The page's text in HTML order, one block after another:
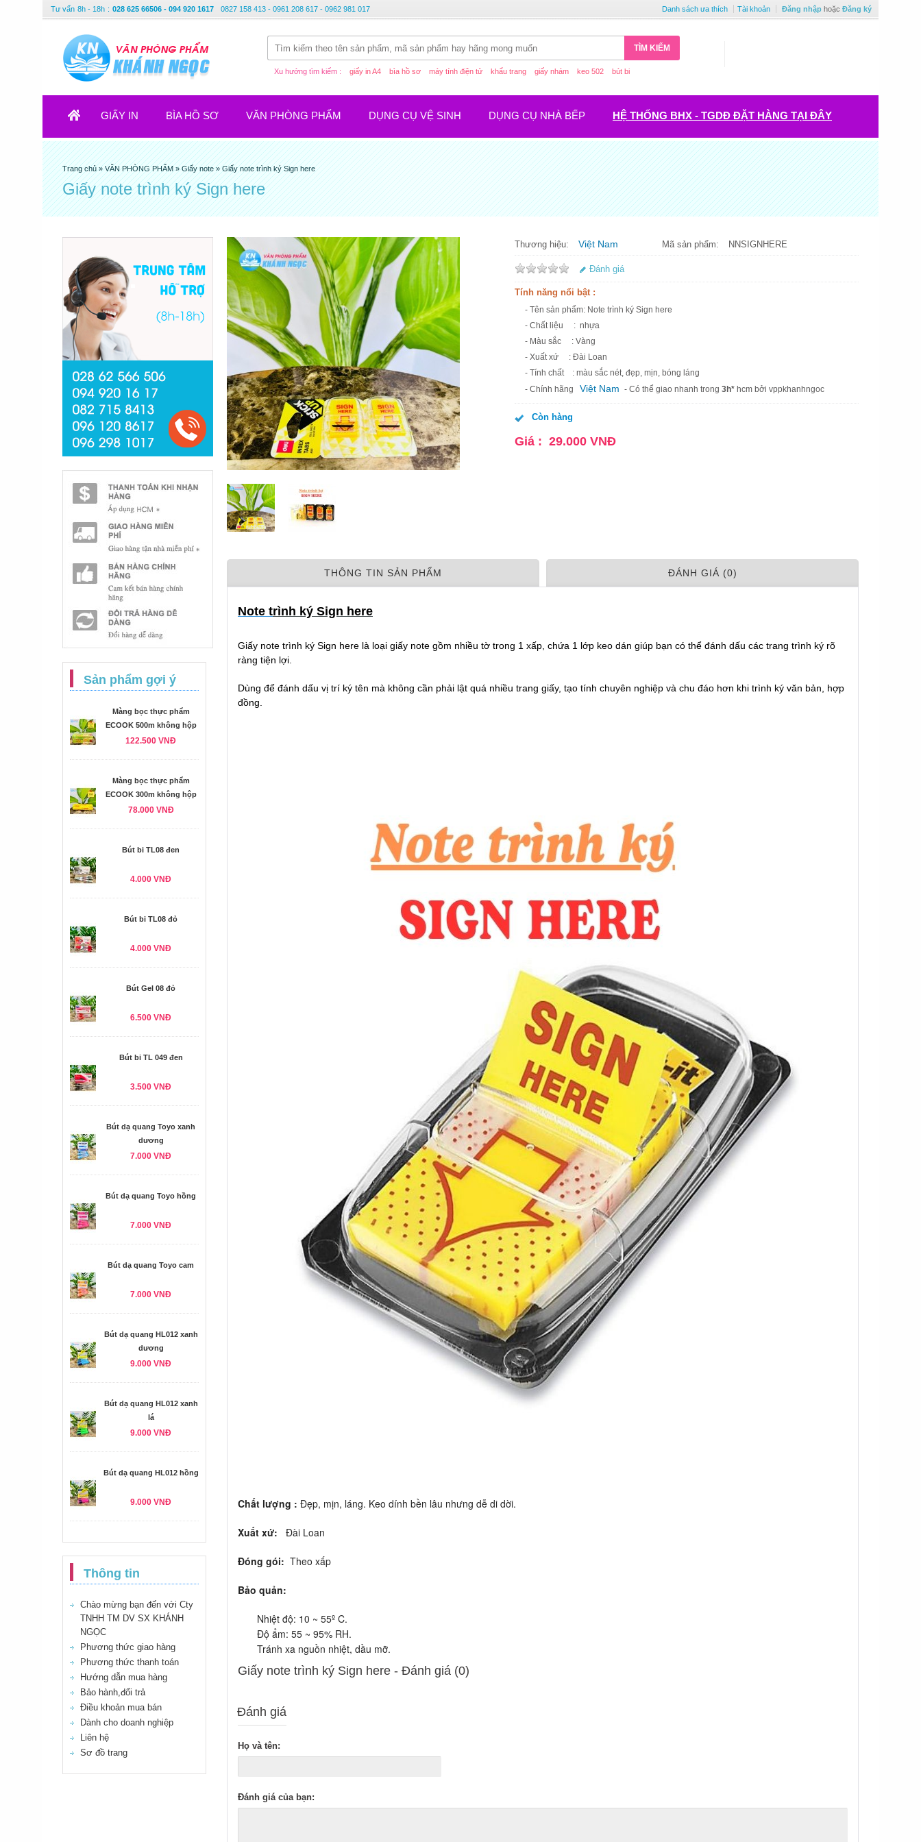
Tư vấn 8h - 18h : 028 625 66506 - 094 920 1617 0827 158 413 - 0961 208 617 - 0962 981 017 Danh sách ưa thích Tài khoản Đăng nhập hoặc Đăng ký
TÌM KIẾM
Xu hướng tìm kiếm : giấy in A4 bìa hồ sơ máy tính điện tử khẩu trang giấy nhám keo 502 bút bi
GIẤY IN BÌA HỒ SƠ VĂN PHÒNG PHẨM DỤNG CỤ VỆ SINH DỤNG CỤ NHÀ BẾP HỆ THỐNG BHX - TGDĐ ĐẶT HÀNG TẠI ĐÂY
Trang chủ»VĂN PHÒNG PHẨM »Giấy note »Giấy note trình ký Sign here
Giấy note trình ký Sign here
Sản phẩm gợi ý
Màng bọc thực phẩm
ECOOK 500m không hộp
122.500 VNĐ
Màng bọc thực phẩm
ECOOK 300m không hộp
78.000 VNĐ
Bút bi TL08 đen
4.000 VNĐ
Bút bi TL08 đỏ
4.000 VNĐ
Bút Gel 08 đỏ
6.500 VNĐ
Bút bi TL 049 đen
3.500 VNĐ
Bút dạ quang Toyo xanh
dương
7.000 VNĐ
Bút dạ quang Toyo hồng
7.000 VNĐ
Bút dạ quang Toyo cam
7.000 VNĐ
Bút dạ quang HL012 xanh
dương
9.000 VNĐ
Bút dạ quang HL012 xanh
lá
9.000 VNĐ
Bút dạ quang HL012 hồng
9.000 VNĐ
Thông tin
Chào mừng bạn đến với Cty
TNHH TM DV SX KHÁNH
NGỌC
Phương thức giao hàng
Phương thức thanh toán
Hướng dẫn mua hàng
Bảo hành,đổi trả
Điều khoản mua bán
Dành cho doanh nghiệp
Liên hệ
Sơ đồ trang
Thương hiệu: Việt Nam Mã sản phẩm: NNSIGNHERE
Đánh giá
Tính năng nổi bật :
- Tên sản phẩm: Note trình ký Sign here
- Chất liệu : nhựa
- Màu sắc : Vàng
- Xuất xứ : Đài Loan
- Tính chất : màu sắc nét, đẹp, mịn, bóng láng
- Chính hãng
Việt Nam - Có thể giao nhanh trong 3h* hcm bởi vppkhanhngoc
Còn hàng
Giá : 29.000 VNĐ
THÔNG TIN SẢN PHẨM ÐÁNH GIÁ (0)
Note trình ký Sign here
Giấy note trình ký Sign here là loại giấy note gồm nhiều tờ trong 1 xấp, chứa 1 lớp keo dán giúp bạn có thể đánh dấu các trang trình ký rõ
ràng tiện lợi.
Dùng để đánh dấu vị trí ký tên mà không cần phải lật quá nhiều trang giấy, tạo tính chuyên nghiệp và chu đáo hơn khi trình ký văn bản, hợp
đồng.
Chất lượng : Đẹp, mịn, láng. Keo dính bền lâu nhưng dễ di dời.
Xuất xứ: Đài Loan
Đóng gói: Theo xấp
Bảo quản:
Nhiệt độ: 10 ~ 55º C.
Độ ẩm: 55 ~ 95% RH.
Tránh xa nguồn nhiệt, dầu mỡ.
Giấy note trình ký Sign here - Ðánh giá (0)
Đánh giá
Họ và tên:
Đánh giá của bạn: